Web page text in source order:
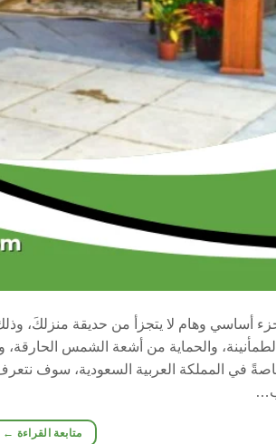
أساسي وهام لا يتجزأ من حديقة منزلكَ،
والحماية من أشعة الشمس
في المملكة العربية السعودية، سوف
متابعة القراءة ←